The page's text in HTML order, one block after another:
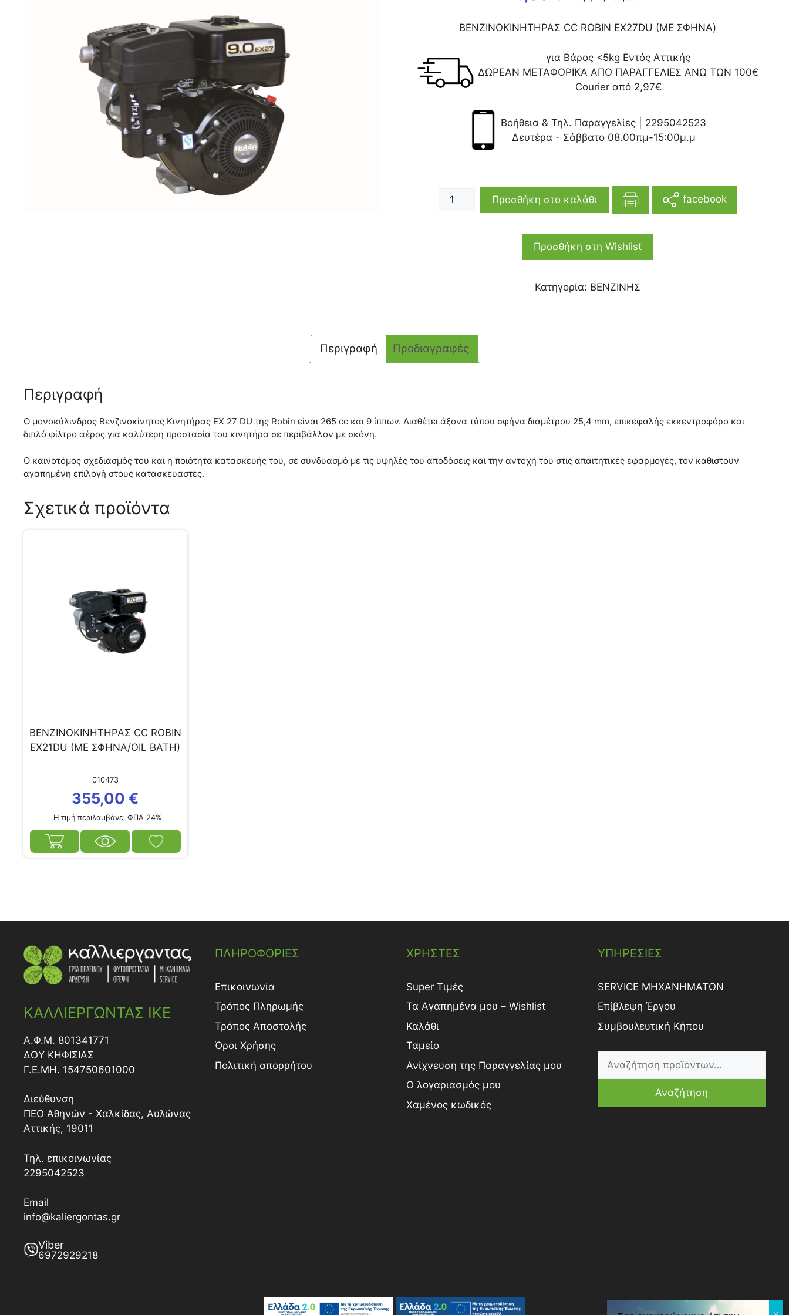
ΒΕΝΖINOKINHTHΡΑΣ CC ROBIN EX27DU (ΜΕ ΣΦΗΝΑ)
για Βάρος <5kg Εντός Αττικής
ΔΩΡΕΑΝ ΜΕΤΑΦΟΡΙΚΑ ΑΠΟ ΠΑΡΑΓΓΕΛΙΕΣ ΑΝΩ ΤΩΝ 100€
Courier από 2,97€
Βοήθεια & Τηλ. Παραγγελίες | 2295042523
Δευτέρα - Σάββατο 08.00πμ-15:00μ.μ
Προσθήκη στο καλάθι facebook
Προσθήκη στη Wishlist
Κατηγορία: ΒΕΝΖΙΝΗΣ
Περιγραφή Προδιαγραφές
Περιγραφή
Ο μονοκύλινδρος Βενζινοκίνητος Κινητήρας ΕΧ 27 DU της Robin είναι 265 cc και 9 ίππων. Διαθέτει άξονα τύπου σφήνα διαμέτρου 25,4 mm, επικεφαλής εκκεντροφόρο και
διπλό φίλτρο αέρος για καλύτερη προστασία του κινητήρα σε περιβάλλον με σκόνη.
Ο καινοτόμος σχεδιασμός του και η ποιότητα κατασκευής του, σε συνδυασμό με τις υψηλές του αποδόσεις και την αντοχή του στις απαιτητικές εφαρμογές, τον καθιστούν
αγαπημένη επιλογή στους κατασκευαστές.
Σχετικά προϊόντα
ΒΕΝΖINOKINHTHΡΑΣ CC ROBIN
EX21DU (ΜΕ ΣΦΗΝΑ/OIL BATH)
010473
355,00 €
Η τιμή περιλαμβάνει ΦΠΑ 24%
ΚΑΛΛΙΕΡΓΩΝΤΑΣ ΙΚΕ
Α.Φ.Μ. 801341771
ΔΟY ΚΗΦΙΣΙΑΣ
Γ.Ε.ΜΗ. 154750601000
Διεύθυνση
ΠΕΟ Αθηνών - Χαλκίδας, Αυλώνας
Αττικής, 19011
Τηλ. επικοινωνίας
2295042523
Email
info@kaliergontas.gr
Viber
6972929218
ΠΛΗΡΟΦΟΡΙΕΣ
Επικοινωνία
Τρόπος Πληρωμής
Τρόπος Aποστολής
Όροι Χρήσης
Πολιτική απορρήτου
ΧΡΗΣΤΕΣ
Super Τιμές
Τα Αγαπημένα μου – Wishlist
Καλάθι
Ταμείο
Ανίχνευση της Παραγγελίας μου
Ο λογαριασμός μου
Χαμένος κωδικός
ΥΠΗΡΕΣΙΕΣ
SERVICE ΜΗΧΑΝΗΜΑΤΩΝ
Επίβλεψη Έργου
Συμβουλευτική Κήπου
Αναζήτηση